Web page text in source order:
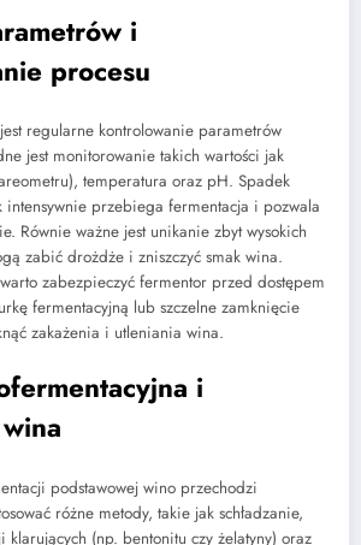
i
procesu
regularne kontrolowanie parametrów
jest monitorowanie takich wartości jak
temperatura oraz pH. Spadek
intensywnie przebiega fermentacja i pozwala
Równie ważne jest unikanie zbyt wysokich
zabić drożdże i zniszczyć smak wina.
zabezpieczyć fermentor przed dostępem
fermentacyjną lub szczelne zamknięcie
zakażenia i utleniania wina.
i
podstawowej wino przechodzi
różne metody, takie jak schładzanie,
klarujących (np. bentonitu czy żelatyny) oraz